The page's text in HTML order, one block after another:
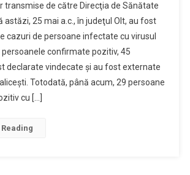
De
Presa
25.05.2020
transmise de către Direcţia de Sănătate
astăzi, 25 mai a.c., în judeţul Olt, au fost
cazuri de persoane infectate cu virusul
persoanele confirmate pozitiv, 45
declarate vindecate şi au fost externate
Totodată, până acum, 29 persoane
cu […]